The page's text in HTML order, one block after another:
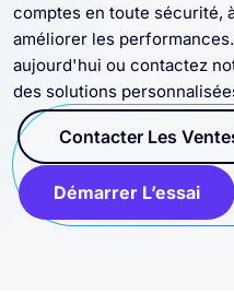
comptes en toute sécurité,
améliorer les
aujourd'hui ou contactez
des solutions
Contacter Les
Démarrer L’essai